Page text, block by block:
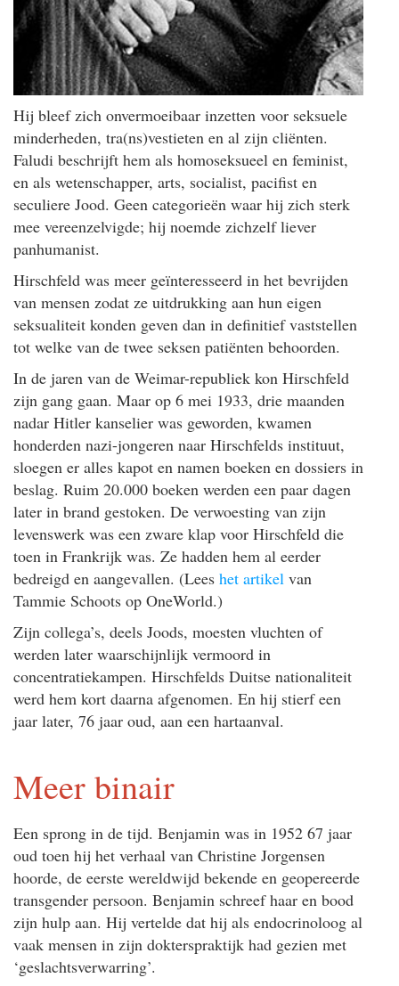
Hij bleef zich onvermoeibaar inzetten voor seksuele
minderheden, tra(ns)vestieten en al zijn cliënten.
Faludi beschrijft hem als homoseksueel en feminist,
en als wetenschapper, arts, socialist, pacifist en
seculiere Jood. Geen categorieën waar hij zich sterk
mee vereenzelvigde; hij noemde zichzelf liever
panhumanist.
Hirschfeld was meer geïnteresseerd in het bevrijden
van mensen zodat ze uitdrukking aan hun eigen
seksualiteit konden geven dan in definitief vaststellen
tot welke van de twee seksen patiënten behoorden.
In de jaren van de Weimar-republiek kon Hirschfeld
zijn gang gaan. Maar op 6 mei 1933, drie maanden
nadar Hitler kanselier was geworden, kwamen
honderden nazi-jongeren naar Hirschfelds instituut,
sloegen er alles kapot en namen boeken en dossiers in
beslag. Ruim 20.000 boeken werden een paar dagen
later in brand gestoken. De verwoesting van zijn
levenswerk was een zware klap voor Hirschfeld die
toen in Frankrijk was. Ze hadden hem al eerder
bedreigd en aangevallen. (Lees het artikel van
Tammie Schoots op OneWorld.)
Zijn collega’s, deels Joods, moesten vluchten of
werden later waarschijnlijk vermoord in
concentratiekampen. Hirschfelds Duitse nationaliteit
werd hem kort daarna afgenomen. En hij stierf een
jaar later, 76 jaar oud, aan een hartaanval.
Meer binair
Een sprong in de tijd. Benjamin was in 1952 67 jaar
oud toen hij het verhaal van Christine Jorgensen
hoorde, de eerste wereldwijd bekende en geopereerde
transgender persoon. Benjamin schreef haar en bood
zijn hulp aan. Hij vertelde dat hij als endocrinoloog al
vaak mensen in zijn dokterspraktijk had gezien met
‘geslachtsverwarring’.